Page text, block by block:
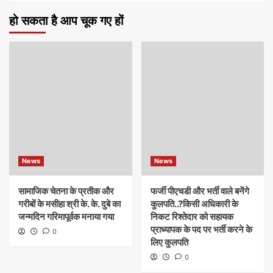
हो सकता है आप चूक गए हों
News
सामाजिक चेतना के प्रतीक और
गरीबों के मसीहा श्री के. के. दुबे का
जन्मदिन गरिमापूर्वक मनाया गया
0
News
फर्जी पीएचडी और भर्ती वाले बनेंगे
कुलपति..?किसी अधिकारी के
निकट रिश्तेदार को सहायक
प्राध्यापक के पद पर भर्ती करने के
लिए कुलपति
0